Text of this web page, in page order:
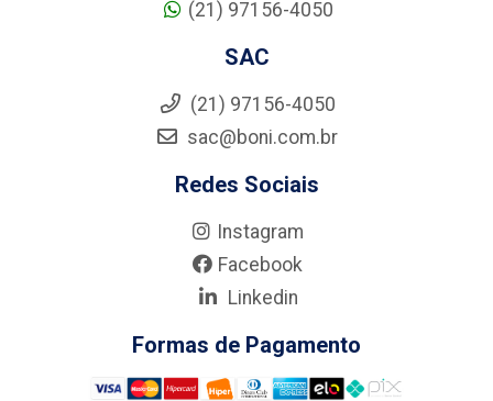
(21) 97156-4050
SAC
(21) 97156-4050
sac@boni.com.br
Redes Sociais
Instagram
Facebook
Linkedin
Formas de Pagamento